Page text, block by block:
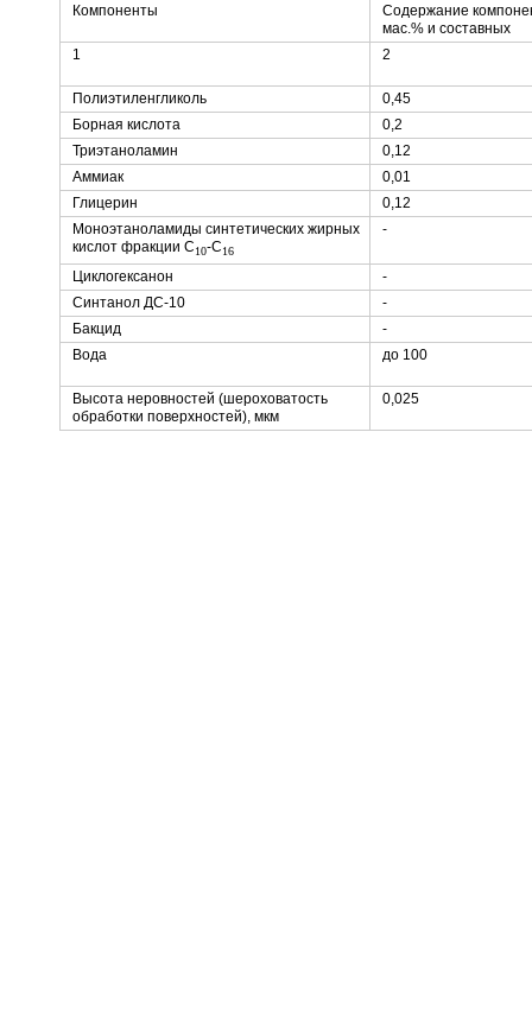
Компоненты
Содержание
мас.% и составных
1
2
Полиэтиленгликоль
0,45
Борная кислота
0,2
Триэтаноламин
0,12
Аммиак
0,01
Глицерин
0,12
Моноэтаноламиды синтетических жирных
кислот фракции C10-C16
-
Циклогексанон
-
Синтанол ДС-10
-
Бакцид
-
Вода
до 100
Высота неровностей (шероховатость
обработки поверхностей), мкм
0,025